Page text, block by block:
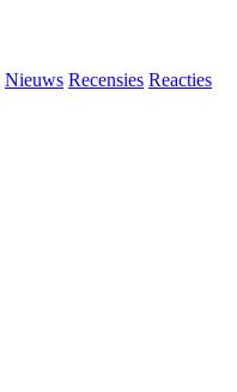
Nieuws Recensies Reacties